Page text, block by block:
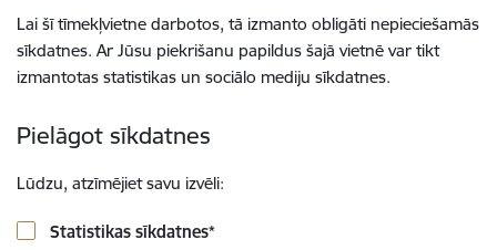
Lai šī tīmekļvietne darbotos, tā izmanto obligāti nepieciešamās
sīkdatnes. Ar Jūsu piekrišanu papildus šajā vietnē var tikt
izmantotas statistikas un sociālo mediju sīkdatnes.
Pielāgot sīkdatnes
Lūdzu, atzīmējiet savu izvēli:
Statistikas sīkdatnes*